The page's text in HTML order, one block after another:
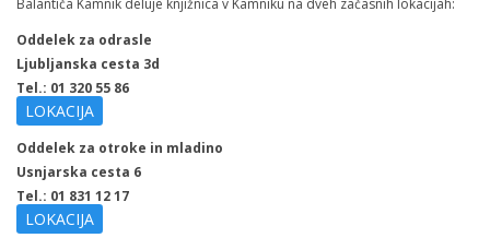
Balantiča Kamnik deluje knjižnica v Kamniku na dveh začasnih lokacijah:
Oddelek za odrasle
Ljubljanska cesta 3d
Tel.: 01 320 55 86
LOKACIJA
Oddelek za otroke in mladino
Usnjarska cesta 6
Tel.: 01 831 12 17
LOKACIJA